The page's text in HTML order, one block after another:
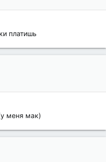
платишь
меня мак)